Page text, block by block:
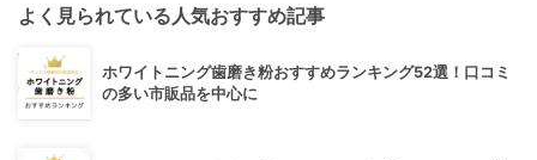
よく見られている人気おすすめ記事
ホワイトニング歯磨き粉おすすめランキング52選！口コミ
の多い市販品を中心に